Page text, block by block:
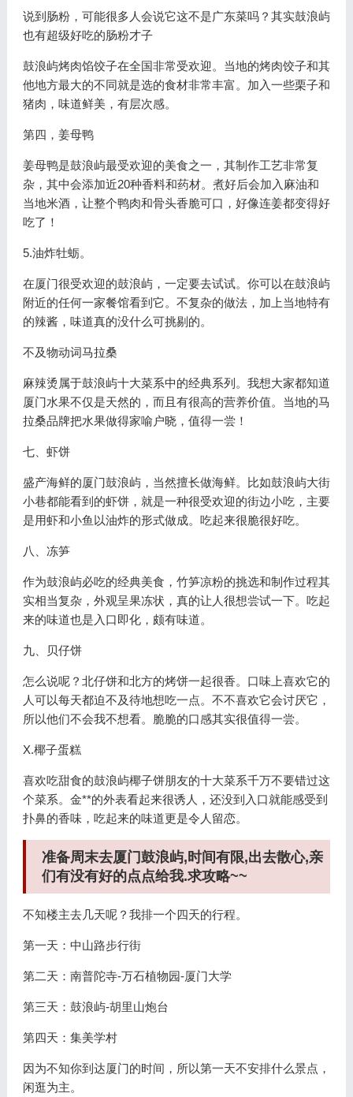
说到肠粉，可能很多人会说它这不是广东菜吗？其实鼓浪屿
也有超级好吃的肠粉才子
鼓浪屿烤肉馅饺子在全国非常受欢迎。当地的烤肉饺子和其
他地方最大的不同就是选的食材非常丰富。加入一些栗子和
猪肉，味道鲜美，有层次感。
第四，姜母鸭
姜母鸭是鼓浪屿最受欢迎的美食之一，其制作工艺非常复
杂，其中会添加近20种香料和药材。煮好后会加入麻油和
当地米酒，让整个鸭肉和骨头香脆可口，好像连姜都变得好
吃了！
5.油炸牡蛎。
在厦门很受欢迎的鼓浪屿，一定要去试试。你可以在鼓浪屿
附近的任何一家餐馆看到它。不复杂的做法，加上当地特有
的辣酱，味道真的没什么可挑剔的。
不及物动词马拉桑
麻辣烫属于鼓浪屿十大菜系中的经典系列。我想大家都知道
厦门水果不仅是天然的，而且有很高的营养价值。当地的马
拉桑品牌把水果做得家喻户晓，值得一尝！
七、虾饼
盛产海鲜的厦门鼓浪屿，当然擅长做海鲜。比如鼓浪屿大街
小巷都能看到的虾饼，就是一种很受欢迎的街边小吃，主要
是用虾和小鱼以油炸的形式做成。吃起来很脆很好吃。
八、冻笋
作为鼓浪屿必吃的经典美食，竹笋凉粉的挑选和制作过程其
实相当复杂，外观呈果冻状，真的让人很想尝试一下。吃起
来的味道也是入口即化，颇有味道。
九、贝仔饼
怎么说呢？北仔饼和北方的烤饼一起很香。口味上喜欢它的
人可以每天都迫不及待地想吃一点。不不喜欢它会讨厌它，
所以他们不会我不想看。脆脆的口感其实很值得一尝。
X.椰子蛋糕
喜欢吃甜食的鼓浪屿椰子饼朋友的十大菜系千万不要错过这
个菜系。金**的外表看起来很诱人，还没到入口就能感受到
扑鼻的香味，吃起来的味道更是令人留恋。
准备周末去厦门鼓浪屿,时间有限,出去散心,亲
们有没有好的点点给我.求攻略~~
不知楼主去几天呢？我排一个四天的行程。
第一天：中山路步行街
第二天：南普陀寺-万石植物园-厦门大学
第三天：鼓浪屿-胡里山炮台
第四天：集美学村
因为不知你到达厦门的时间，所以第一天不安排什么景点，
闲逛为主。